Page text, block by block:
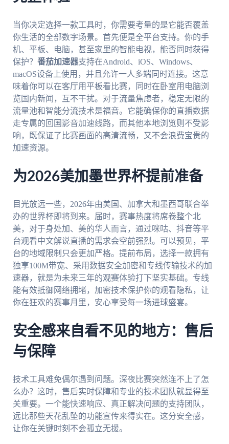
当你决定选择一款工具时，你需要考量的是它能否覆盖
你生活的全部数字场景。首先便是全平台支持。你的手
机、平板、电脑，甚至家里的智能电视，能否同时获得
保护？ 番茄加速器支持在Android、iOS、Windows、
macOS设备上使用，并且允许一人多端同时连接。这意
味着你可以在客厅用平板看比赛，同时在卧室用电脑浏
览国内新闻，互不干扰。对于流量焦虑者，稳定无限的
流量池和智能分流技术是福音。它能确保你的直播数据
走专属的回国影音加速线路，而其他本地浏览则不受影
响，既保证了比赛画面的高清流畅，又不会浪费宝贵的
加速资源。
为2026美加墨世界杯提前准备
目光放远一些，2026年由美国、加拿大和墨西哥联合举
办的世界杯即将到来。届时，赛事热度将席卷整个北
美，对于身处加、美的华人而言，通过咪咕、抖音等平
台观看中文解说直播的需求会空前强烈。可以预见，平
台的地域限制只会更加严格。提前布局，选择一款拥有
独享100M带宽、采用数据安全加密和专线传输技术的加
速器，就是为未来三年的观赛体验打下坚实基础。专线
能有效抵御网络拥堵，加密技术保护你的观看隐私，让
你在狂欢的赛事月里，安心享受每一场进球盛宴。
安全感来自看不见的地方：售后
与保障
技术工具难免偶尔遇到问题。深夜比赛突然连不上了怎
么办？这时，售后实时保障和专业的技术团队就显得至
关重要。一个能快速响应、真正解决问题的支持团队，
远比那些天花乱坠的功能宣传来得实在。这分安全感，
让你在关键时刻不会孤立无援。